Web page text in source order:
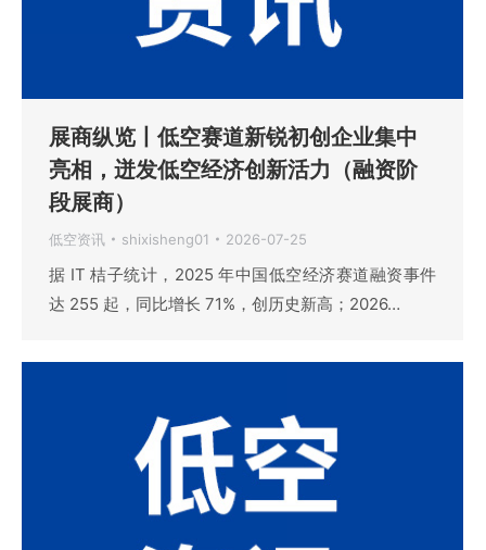
展商纵览丨低空赛道新锐初创企业集中
亮相，迸发低空经济创新活力（融资阶
段展商）
低空资讯 shixisheng01 2026-07-25
据 IT 桔子统计，2025 年中国低空经济赛道融资事件
达 255 起，同比增长 71%，创历史新高；2026…